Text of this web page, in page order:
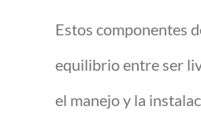
Estos componentes
equilibrio entre ser
el manejo y la